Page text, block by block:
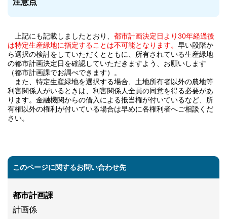
注意点
上記にも記載しましたとおり、 都市計画決定日より30年経過後
は特定生産緑地に指定することは不可能となります。 早い段階か
ら選択の検討をしていただくとともに、所有されている生産緑地
の都市計画決定日を確認していただきますよう、お願いします
（都市計画課でお調べできます）。
また、特定生産緑地を選択する場合、土地所有者以外の農地等
利害関係人がいるときは、利害関係人全員の同意を得る必要があ
ります。金融機関からの借入による抵当権が付いているなど、所
有権以外の権利が付いている場合は早めに各権利者へご相談くだ
さい。
このページに関するお問い合わせ先
都市計画課
計画係